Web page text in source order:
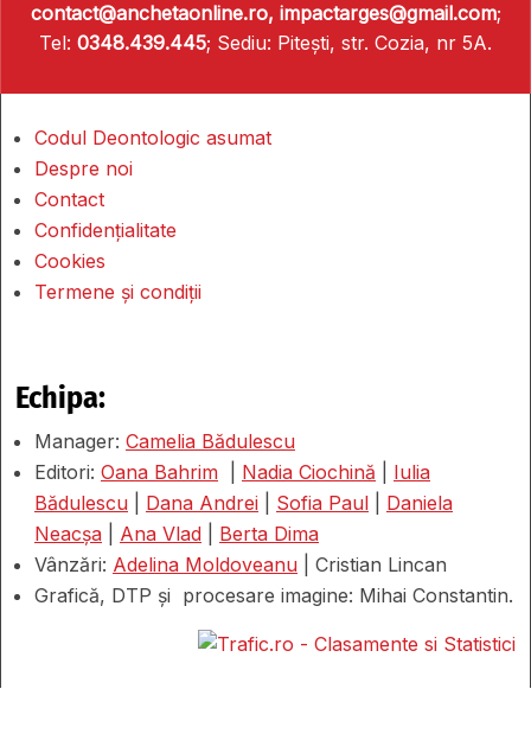
contact@anchetaonline.ro, impactarges@gmail.com;
Tel: 0348.439.445; Sediu: Pitești, str. Cozia, nr 5A.
Codul Deontologic asumat
Despre noi
Contact
Confidențialitate
Cookies
Termene și condiții
Echipa:
Manager: Camelia Bădulescu
Editori: Oana Bahrim Nadia Ciochină
Iulia
Bădulescu
Dana Andrei Sofia Paul
Daniela
Neacșa
Ana Vlad
Berta Dima
Vânzări: Adelina Moldoveanu | Cristian Lincan
Grafică, DTP și procesare imagine: Mihai Constantin.